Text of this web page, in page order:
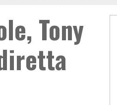
Tony